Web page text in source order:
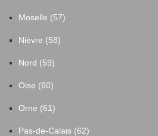
Moselle (57)
Nièvre (58)
Nord (59)
Oise (60)
Orne (61)
Pas-de-Calais (62)